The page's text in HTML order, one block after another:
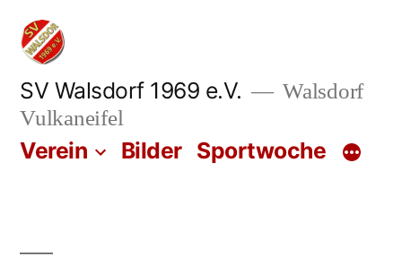
Zum
Inhalt
springen
SV Walsdorf 1969 e.V.
Walsdorf
Vulkaneifel
Verein Bilder Sportwoche